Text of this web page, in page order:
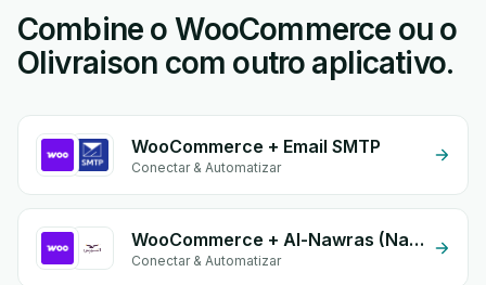
Combine o WooCommerce ou o
Olivraison com outro aplicativo.
WooCommerce + Email SMTP
Conectar & Automatizar
WooCommerce + Al-Nawras (Nawris)
Conectar & Automatizar